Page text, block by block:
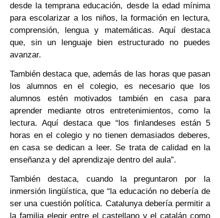
desde la temprana educación, desde la edad mínima
para escolarizar a los niños, la formación en lectura,
comprensión, lengua y matemáticas. Aquí destaca
que, sin un lenguaje bien estructurado no puedes
avanzar.
También destaca que, además de las horas que pasan
los alumnos en el colegio, es necesario que los
alumnos estén motivados también en casa para
aprender mediante otros entretenimientos, como la
lectura. Aquí destaca que “los finlandeses están 5
horas en el colegio y no tienen demasiados deberes,
en casa se dedican a leer. Se trata de calidad en la
enseñanza y del aprendizaje dentro del aula”.
También destaca, cuando la preguntaron por la
inmersión lingüística, que “la educación no debería de
ser una cuestión política. Catalunya debería permitir a
la familia elegir entre el castellano y el catalán como